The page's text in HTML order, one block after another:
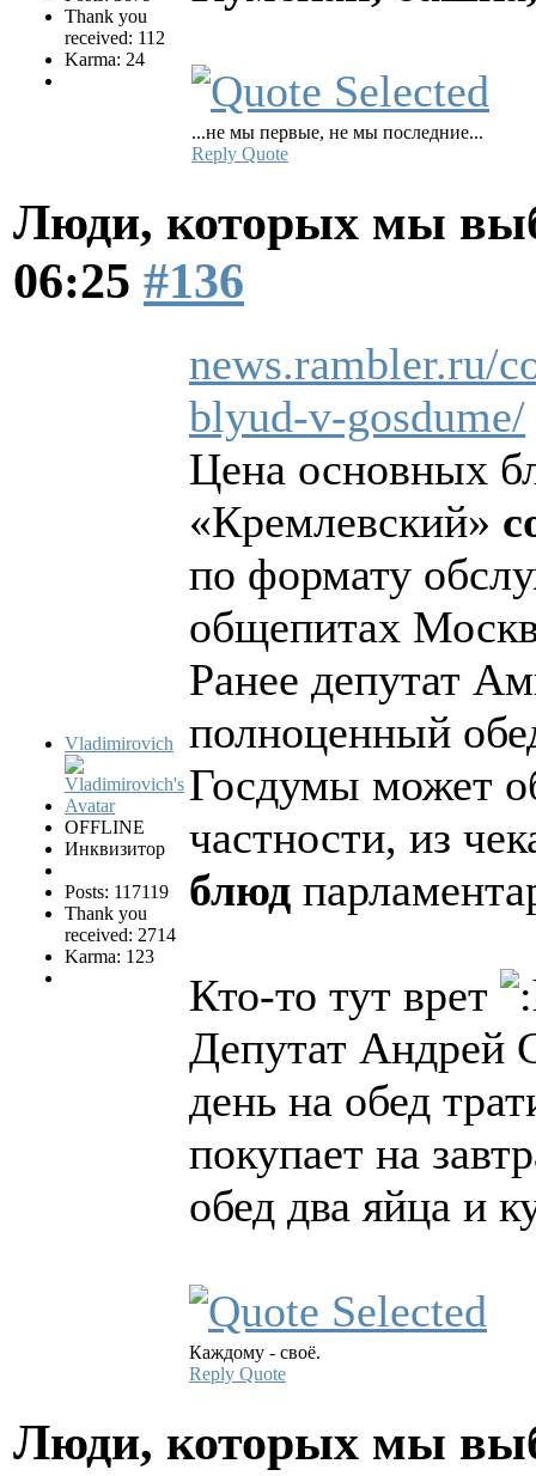
Thank you
received: 112
Karma: 24
...не мы первые, не мы последние...
Reply Quote
Люди, которых мы
06:25 #136
Vladimirovich
OFFLINE
Инквизитор
Posts: 117119
Thank you
received: 2714
Karma: 123
news.rambler.ru/
blyud-v-gosdume/
Цена основных
«Кремлевский»
по формату
общепитах
Ранее депутат
полноценный
Госдумы может
частности, из
блюд
Кто-то тут врет
Депутат Андрей
день на обед
покупает на
обед два яйца и
Каждому - своё.
Reply Quote
Люди, которых мы